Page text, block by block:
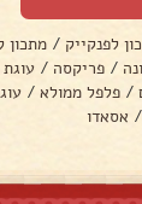
לפנקייק / מתכון
/ פריקסה / עוגת
/ פלפל ממולא /
/ אסאדו